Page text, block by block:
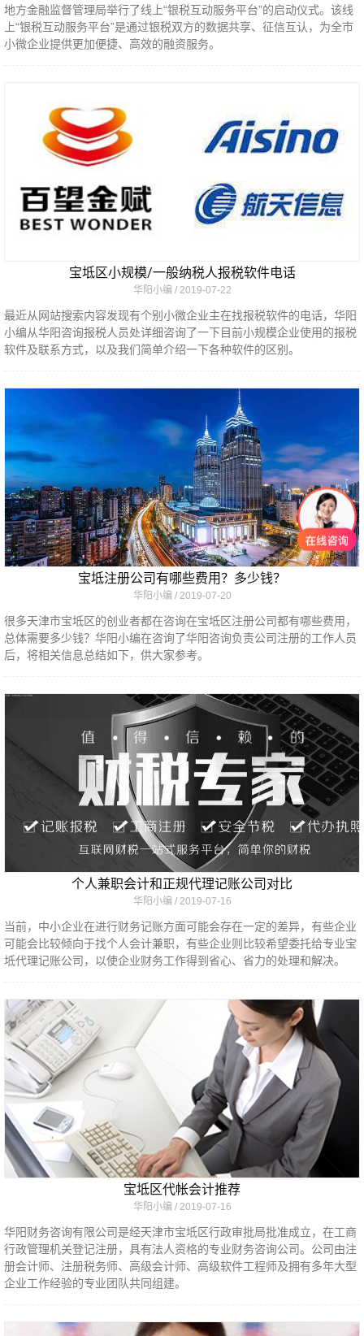
地方金融监督管理局举行了线上“银税互动服务平台”的启动仪式。该线
上“银税互动服务平台”是通过银税双方的数据共享、征信互认，为全市
小微企业提供更加便捷、高效的融资服务。
宝坻区小规模/一般纳税人报税软件电话
华阳小编 2019-07-22
最近从网站搜索内容发现有个别小微企业主在找报税软件的电话，华阳
小编从华阳咨询报税人员处详细咨询了一下目前小规模企业使用的报税
软件及联系方式，以及我们简单介绍一下各种软件的区别。
宝坻注册公司有哪些费用？多少钱？
华阳小编 2019-07-20
很多天津市宝坻区的创业者都在咨询在宝坻区注册公司都有哪些费用，
总体需要多少钱？华阳小编在咨询了华阳咨询负责公司注册的工作人员
后，将相关信息总结如下，供大家参考。
个人兼职会计和正规代理记账公司对比
华阳小编 2019-07-16
当前，中小企业在进行财务记账方面可能会存在一定的差异，有些企业
可能会比较倾向于找个人会计兼职，有些企业则比较希望委托给专业宝
坻代理记账公司，以使企业财务工作得到省心、省力的处理和解决。
宝坻区代帐会计推荐
华阳小编 2019-07-16
华阳财务咨询有限公司是经天津市宝坻区行政审批局批准成立，在工商
行政管理机关登记注册，具有法人资格的专业财务咨询公司。公司由注
册会计师、注册税务师、高级会计师、高级软件工程师及拥有多年大型
企业工作经验的专业团队共同组建。